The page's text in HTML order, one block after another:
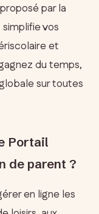
par la
vos
et
du temps,
sur toutes
Portail
de parent ?
en ligne les